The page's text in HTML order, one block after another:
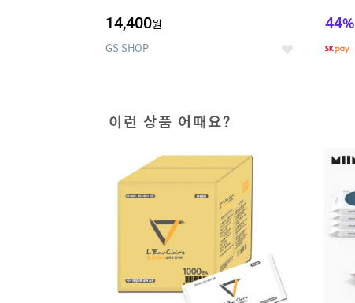
14,400원
GS SHOP 좋
44%
이런 상품 어때요?